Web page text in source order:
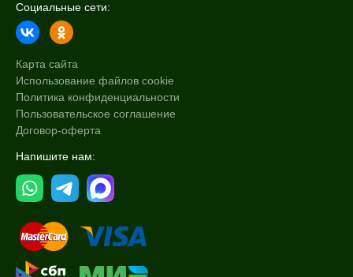
Социальные сети:
Карта сайта
Использование файлов cookie
Политика конфиденциальности
Пользовательское соглашение
Договор-оферта
Напишите нам: